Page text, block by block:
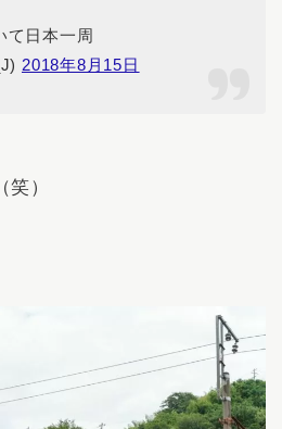
日本一周
2018年8月15日
）